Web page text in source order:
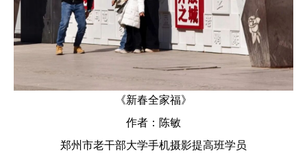
《新春全家福》
作者：陈敏
郑州市老干部大学手机摄影提高班学员